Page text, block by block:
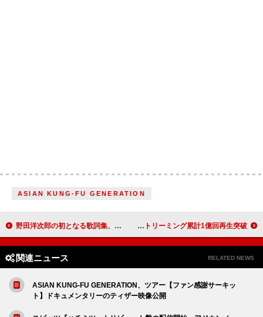
ASIAN KUNG-FU GENERATION
野田洋次郎の初となる歌詞集、著名人8名による「RADWIMPS論」も掲載 Mrs. GREEN APPLE「天国」ストリーミング累計1億回再生突破
関連ニュース RELATED NEWS
ASIAN KUNG-FU GENERATION、ツアー【ファン感謝サーキッ
ト】ドキュメンタリーのティザー映像公開